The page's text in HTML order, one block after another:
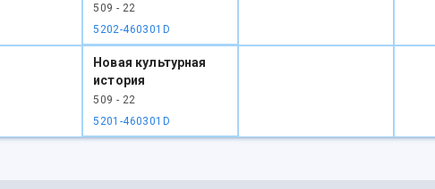
509 - 22
5202-460301D
Новая культурная
история
509 - 22
5201-460301D